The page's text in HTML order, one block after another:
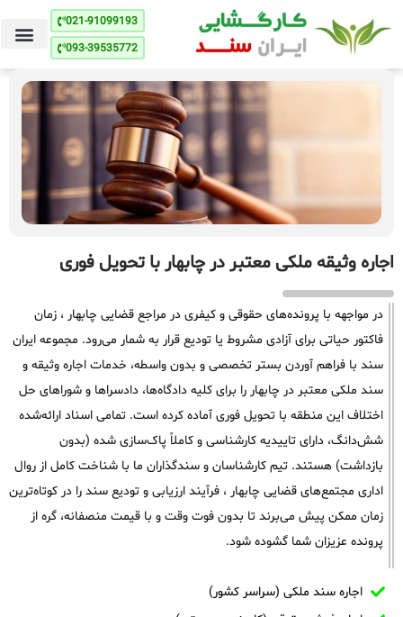
021-91099193
093-39535772
اجاره وثیقه ملکی معتبر در چابهار با تحویل فوری
در مواجهه با پرونده‌های حقوقی و کیفری در مراجع قضایی چابهار ، زمان
فاکتور حیاتی برای آزادی مشروط یا تودیع قرار به شمار می‌رود. مجموعه ایران
سند با فراهم آوردن بستر تخصصی و بدون واسطه، خدمات اجاره وثیقه و
سند ملکی معتبر در چابهار را برای کلیه دادگاه‌ها، دادسراها و شوراهای حل
اختلاف این منطقه با تحویل فوری آماده کرده است. تمامی اسناد ارائه‌شده
شش‌دانگ، دارای تاییدیه کارشناسی و کاملاً پاک‌سازی شده (بدون
بازداشت) هستند. تیم کارشناسان و سندگذاران ما با شناخت کامل از روال
اداری مجتمع‌های قضایی چابهار ، فرآیند ارزیابی و تودیع سند را در کوتاه‌ترین
زمان ممکن پیش می‌برند تا بدون فوت وقت و با قیمت منصفانه، گره از
پرونده عزیزان شما گشوده شود.
اجاره سند ملکی (سراسر کشور)